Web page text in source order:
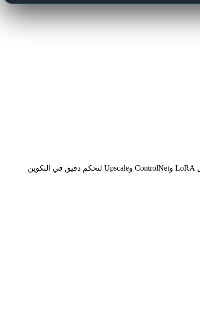
Mage.space هي منصة ذكية لتوليد الصور والفيديوهات باستخدام الذكاء الاصطناعي تعتمد على نماذج مثل Stable Diffusion وFLUX. توفر أدوات مثل LoRA وControlNet وUpscale لتحكم دقيق في التكوين